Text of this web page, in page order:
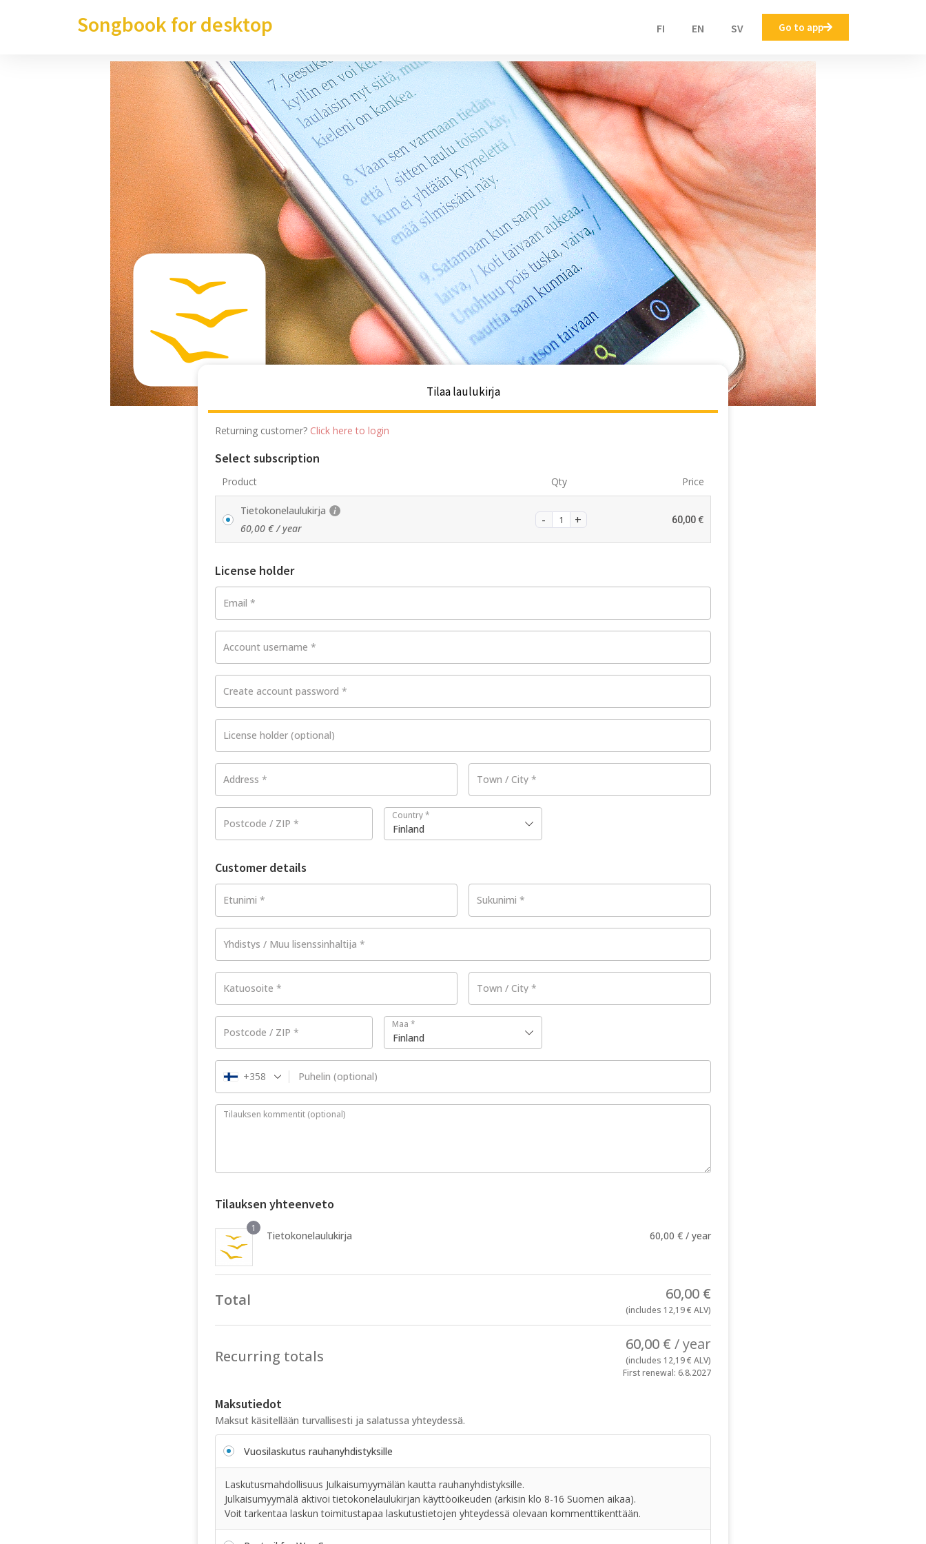
Songbook for desktop FI EN SV Go to app
Tilaa laulukirja
Returning customer? Click here to login
Select subscription
Product Qty Price
Tietokonelaulukirja
60,00 € / year
60,00€
License holder
Email *
Account username *
Create account password *
License holder (optional)
Address * Town / City *
Postcode / ZIP *
Country*
Finland
Customer details
Etunimi * Sukunimi *
Yhdistys / Muu lisenssinhaltija *
Katuosoite * Town / City *
Postcode / ZIP *
Maa*
Finland
Puhelin (optional)
+358
Tilauksen kommentit (optional)
Tilauksen yhteenveto
1
Tietokonelaulukirja 60,00 € / year
Total 60,00 €
(includes 12,19€ ALV)
Recurring totals
60,00 € / year
(includes 12,19€ ALV)
First renewal: 6.8.2027
Maksutiedot
Maksut käsitellään turvallisesti ja salatussa yhteydessä.
Vuosilaskutus rauhanyhdistyksille
Laskutusmahdollisuus Julkaisumyymälän kautta rauhanyhdistyksille.
Julkaisumyymälä aktivoi tietokonelaulukirjan käyttöoikeuden (arkisin klo 8-16 Suomen aikaa).
Voit tarkentaa laskun toimitustapaa laskutustietojen yhteydessä olevaan kommenttikenttään.